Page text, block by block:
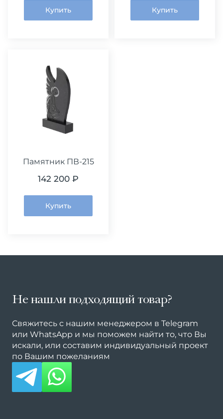
Купить Купить
Памятник ПВ-215
142 200 ₽
Купить
Не нашли подходящий товар?
Свяжитесь с нашим менеджером в Telegram
или WhatsApp и мы поможем найти то, что Вы
искали, или составим индивидуальный проект
по Вашим пожеланиям